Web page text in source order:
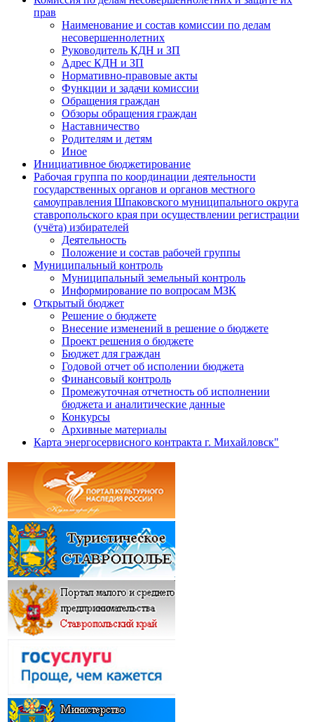
прав
Наименование и состав комиссии по делам
несовершеннолетних
Руководитель КДН и ЗП
Адрес КДН и ЗП
Нормативно-правовые акты
Функции и задачи комиссии
Обращения граждан
Обзоры обращения граждан
Наставничество
Родителям и детям
Иное
Инициативное бюджетирование
Рабочая группа по координации деятельности
государственных органов и органов местного
самоуправления Шпаковского муниципального округа
ставропольского края при осуществлении регистрации
(учёта) избирателей
Деятельность
Положение и состав рабочей группы
Муниципальный контроль
Муниципальный земельный контроль
Информирование по вопросам МЗК
Открытый бюджет
Решение о бюджете
Внесение изменений в решение о бюджете
Проект решения о бюджете
Бюджет для граждан
Годовой отчет об исполении бюджета
Финансовый контроль
Промежуточная отчетность об исполнении
бюджета и аналитические данные
Конкурсы
Архивные материалы
Карта энергосервисного контракта г. Михайловск"